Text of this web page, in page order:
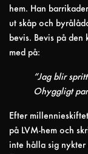
hem. Han
ut skåp och
bevis. Bevis på
med på:
“Jag blir
Ohyggligt
Efter
på LVM-hem och
inte hålla sig nykter